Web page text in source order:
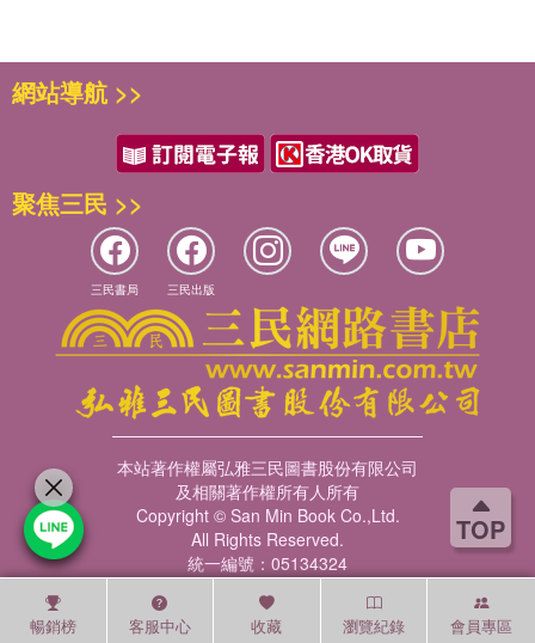
TOP
暢銷榜 客服中心 收藏 瀏覽紀錄 會員專區
網站導航 >>
聚焦三民 >>
三民書局 三民出版
本站著作權屬弘雅三民圖書股份有限公司
及相關著作權所有人所有
Copyright © San Min Book Co.,Ltd.
All Rights Reserved.
統一編號：05134324